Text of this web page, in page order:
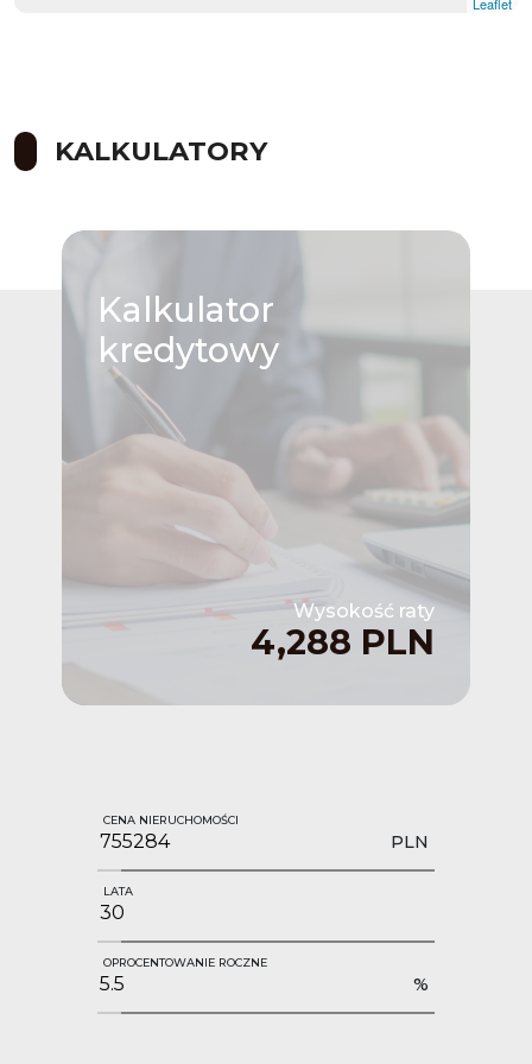
KALKULATORY
Kalkulator
kredytowy
Wysokość raty
4,288 PLN
CENA NIERUCHOMOŚCI
PLN
LATA
OPROCENTOWANIE ROCZNE
%